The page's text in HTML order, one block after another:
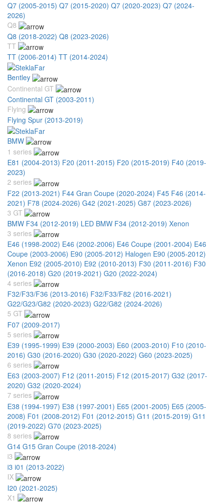
Q7 (2005-2015) Q7 (2015-2020) Q7 (2020-2023) Q7 (2024-
2026)
Q8
Q8 (2018-2022) Q8 (2023-2026)
TT
TT (2006-2014) TT (2014-2024)
Bentley
Continental GT
Continental GT (2003-2011)
Flying
Flying Spur (2013-2019)
BMW
1 series
E81 (2004-2013) F20 (2011-2015) F20 (2015-2019) F40 (2019-
2023)
2 series
F22 (2013-2021) F44 Gran Coupe (2020-2024) F45 F46 (2014-
2021) F78 (2024-2026) G42 (2021-2025) G87 (2023-2026)
3 GT
BMW F34 (2012-2019) LED BMW F34 (2012-2019) Xenon
3 series
E46 (1998-2002) E46 (2002-2006) E46 Coupe (2001-2004) E46
Coupe (2003-2006) E90 (2005-2012) Halogen E90 (2005-2012)
Xenon E92 (2005-2010) E92 (2010-2013) F30 (2011-2016) F30
(2016-2018) G20 (2019-2021) G20 (2022-2024)
4 series
F32/F33/F36 (2013-2016) F32/F33/F82 (2016-2021)
G22/G23/G82 (2020-2023) G22/G82 (2024-2026)
5 GT
F07 (2009-2017)
5 series
E39 (1995-1999) E39 (2000-2003) E60 (2003-2010) F10 (2010-
2016) G30 (2016-2020) G30 (2020-2022) G60 (2023-2025)
6 series
E63 (2003-2007) F12 (2011-2015) F12 (2015-2017) G32 (2017-
2020) G32 (2020-2024)
7 series
E38 (1994-1997) E38 (1997-2001) E65 (2001-2005) E65 (2005-
2008) F01 (2008-2012) F01 (2012-2015) G11 (2015-2019) G11
(2019-2022) G70 (2023-2025)
8 series
G14 G15 Gran Coupe (2018-2024)
i3
i3 i01 (2013-2022)
IX
I20 (2021-2025)
X1